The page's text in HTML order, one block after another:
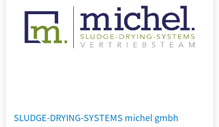
SLUDGE-DRYING-SYSTEMS michel gmbh